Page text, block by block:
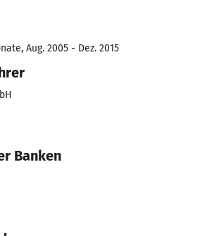
Aug. 2005 - Dez. 2015
Banken